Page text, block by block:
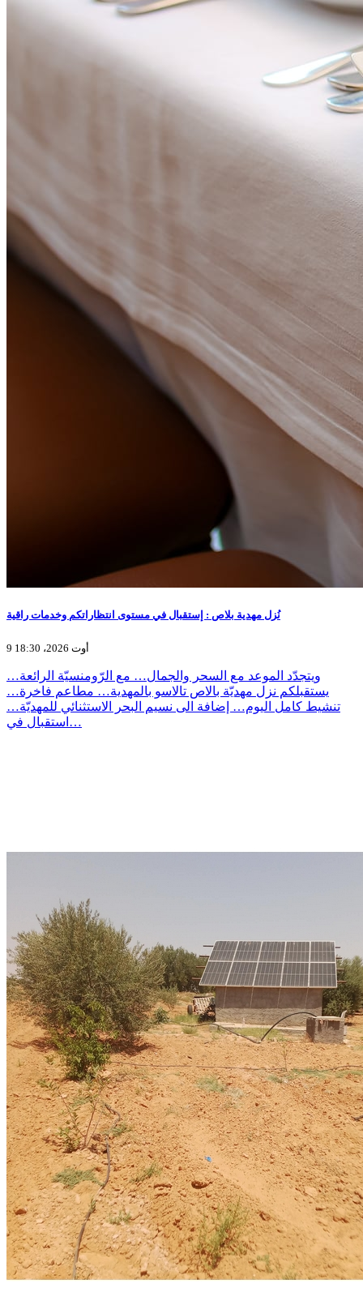
نُزل مهدية بلاص : إستقبال في مستوى انتظاراتكم وخدمات راقية
9 أوت 2026، 18:30
ويتجدّد الموعد مع السحر والجمال… مع الرّومنسيّة الرائعة…
يستقبلكم نزل مهديّة بالاص تالاسو بالمهدية… مطاعم فاخرة…
تنشيط كامل اليوم… إضافة الى نسيم البحر الاستثنائي للمهديّة…
استقبال في…